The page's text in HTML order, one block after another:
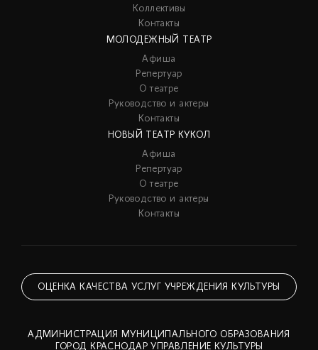
Коллективы
Контакты
МОЛОДЕЖНЫЙ ТЕАТР
Афиша
Репертуар
О театре
Руководство и актеры
Контакты
НОВЫЙ ТЕАТР КУКОЛ
Афиша
Репертуар
О театре
Руководство и актеры
Контакты
ОЦЕНКА КАЧЕСТВА УСЛУГ УЧРЕЖДЕНИЯ КУЛЬТУРЫ
АДМИНИСТРАЦИЯ МУНИЦИПАЛЬНОГО ОБРАЗОВАНИЯ
ГОРОД КРАСНОДАР УПРАВЛЕНИЕ КУЛЬТУРЫ